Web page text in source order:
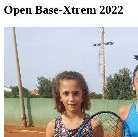
Open Base-Xtrem 2022